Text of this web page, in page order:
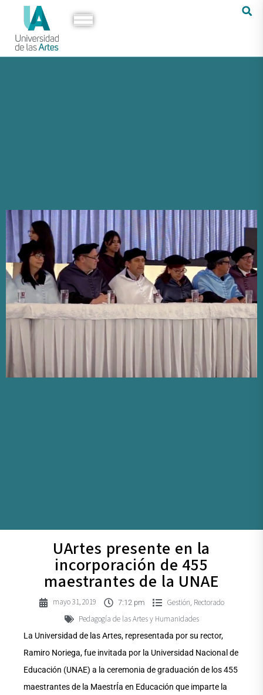
UArtes presente en la
incorporación de 455
maestrantes de la UNAE
mayo 31, 2019 7:12 pm Gestión Rectorado
Pedagogía de las Artes y Humanidades
La Universidad de las Artes, representada por su rector,
Ramiro Noriega, fue invitada por la Universidad Nacional de
Educación (UNAE) a la ceremonia de graduación de los 455
maestrantes de la MaestrÍa en Educación que imparte la